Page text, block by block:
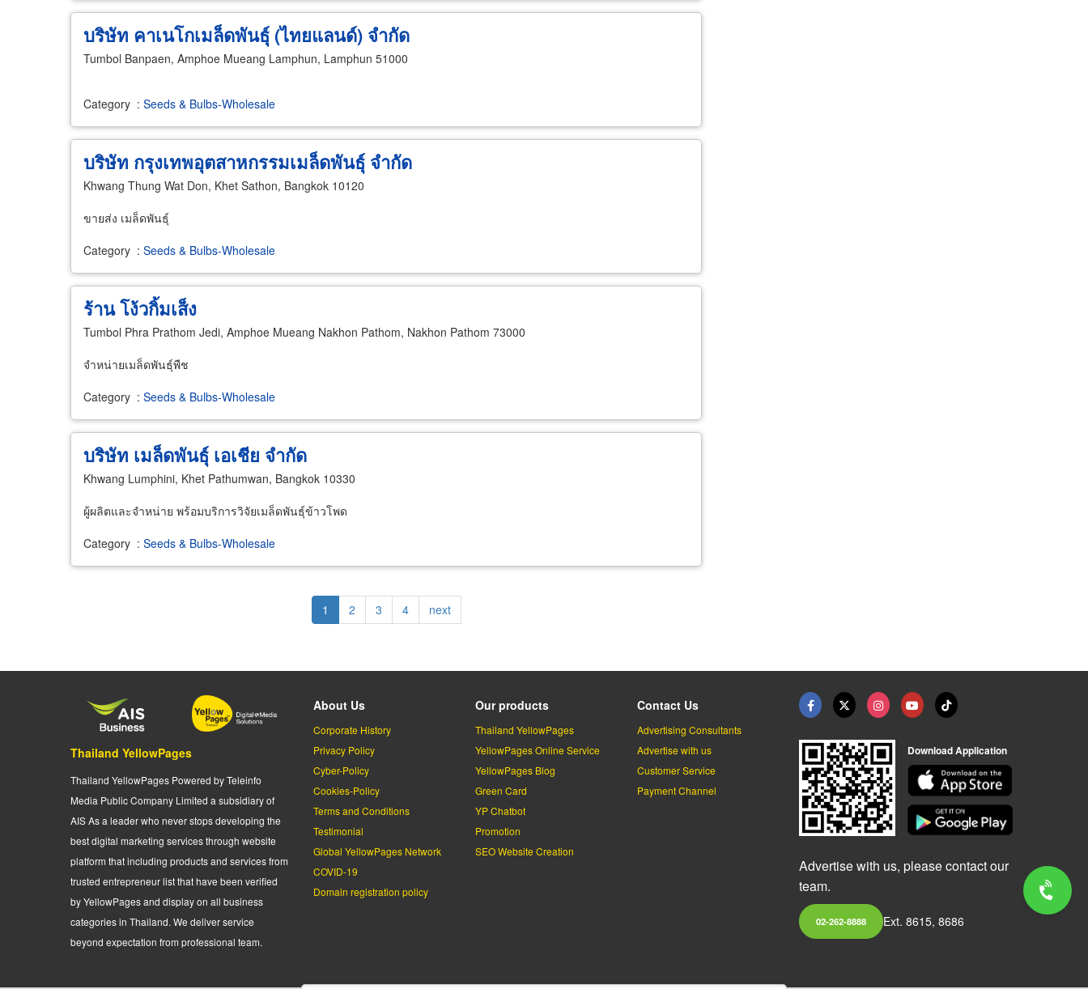
บริษัท คาเนโกเมล็ดพันธุ์ (ไทยแลนด์) จำกัด
Tumbol Banpaen, Amphoe Mueang Lamphun, Lamphun 51000
Category : Seeds & Bulbs-Wholesale
บริษัท กรุงเทพอุตสาหกรรมเมล็ดพันธุ์ จำกัด
Khwang Thung Wat Don, Khet Sathon, Bangkok 10120
ขายส่ง เมล็ดพันธุ์
Category : Seeds & Bulbs-Wholesale
ร้าน โง้วกิ้มเส็ง
Tumbol Phra Prathom Jedi, Amphoe Mueang Nakhon Pathom, Nakhon Pathom 73000
จำหน่ายเมล็ดพันธุ์พืช
Category : Seeds & Bulbs-Wholesale
บริษัท เมล็ดพันธุ์ เอเชีย จำกัด
Khwang Lumphini, Khet Pathumwan, Bangkok 10330
ผู้ผลิตและจำหน่าย พร้อมบริการวิจัยเมล็ดพันธุ์ข้าวโพด
Category : Seeds & Bulbs-Wholesale
Current
page
1 Page
2 Page
3 Page
4
Next
page
next
Thailand YellowPages
Thailand YellowPages Powered by Teleinfo
Media Public Company Limited a subsidiary of
AIS As a leader who never stops developing the
best digital marketing services through website
platform that including products and services from
trusted entrepreneur list that have been verified
by YellowPages and display on all business
categories in Thailand. We deliver service
beyond expectation from professional team.
About Us
Corporate History
Privacy Policy
Cyber-Policy
Cookies-Policy
Terms and Conditions
Testimonial
Global YellowPages Network
COVID-19
Domain registration policy
Our products
Thailand YellowPages
YellowPages Online Service
YellowPages Blog
Green Card
YP Chatbot
Promotion
SEO Website Creation
Contact Us
Advertising Consultants
Advertise with us
Customer Service
Payment Channel
Download Application
Advertise with us, please contact our
team.
02-262-8888 Ext. 8615, 8686